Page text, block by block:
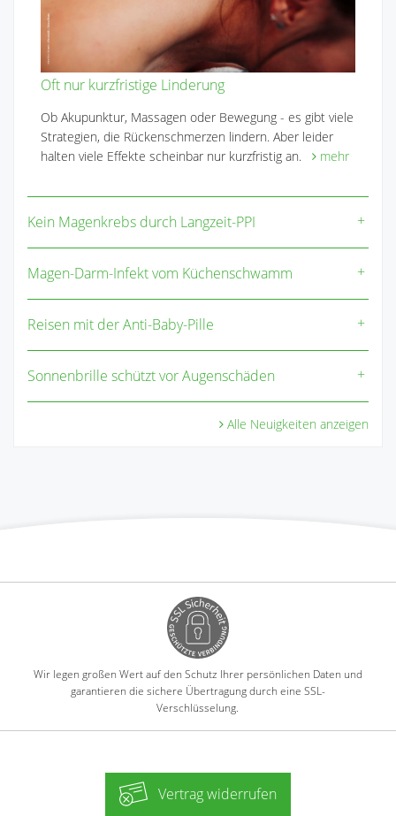
Oft nur kurzfristige Linderung
Ob Akupunktur, Massagen oder Bewegung - es gibt viele
Strategien, die Rückenschmerzen lindern. Aber leider
halten viele Effekte scheinbar nur kurzfristig an.
mehr
Kein Magenkrebs durch Langzeit-PPI
Magen-Darm-Infekt vom Küchenschwamm
Reisen mit der Anti-Baby-Pille
Sonnenbrille schützt vor Augenschäden
Alle Neuigkeiten anzeigen
Wir legen großen Wert auf den Schutz Ihrer persönlichen Daten und
garantieren die sichere Übertragung durch eine SSL-
Verschlüsselung.
Vertrag widerrufen